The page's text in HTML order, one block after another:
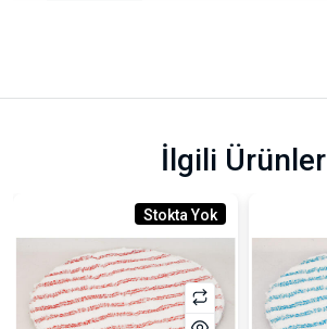
İlgili Ürünler
Stokta Yok